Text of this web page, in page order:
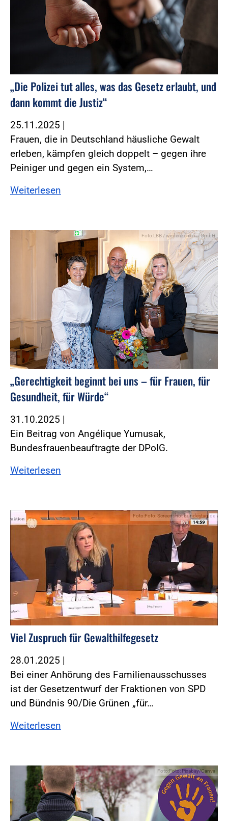
„Die Polizei tut alles, was das Gesetz erlaubt, und
dann kommt die Justiz“
25.11.2025 |
Frauen, die in Deutschland häusliche Gewalt
erleben, kämpfen gleich doppelt – gegen ihre
Peiniger und gegen ein System,…
Weiterlesen
Foto:LBB / wirdenkenlokal GmbH
„Gerechtigkeit beginnt bei uns – für Frauen, für
Gesundheit, für Würde“
31.10.2025 |
Ein Beitrag von Angélique Yumusak,
Bundesfrauenbeauftragte der DPolG.
Weiterlesen
Foto:Foto: Screenshot bundestag.de
Viel Zuspruch für Gewalthilfegesetz
28.01.2025 |
Bei einer Anhörung des Familienausschusses
ist der Gesetzentwurf der Fraktionen von SPD
und Bündnis 90/Die Grünen „für…
Weiterlesen
Foto:Foto: Pixabay/Canva